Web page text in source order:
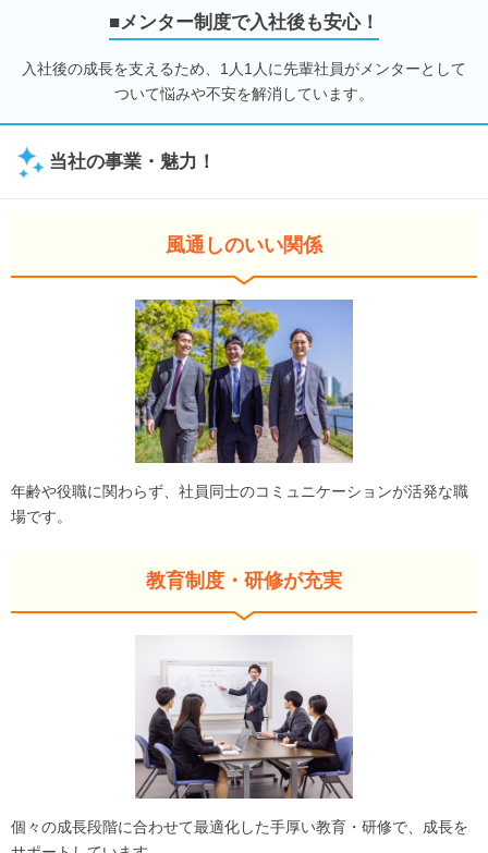
■メンター制度で入社後も安心！
入社後の成長を支えるため、1人1人に先輩社員がメンターとして
ついて悩みや不安を解消しています。
当社の事業・魅力！
風通しのいい関係
年齢や役職に関わらず、社員同士のコミュニケーションが活発な職
場です。
教育制度・研修が充実
個々の成長段階に合わせて最適化した手厚い教育・研修で、成長を